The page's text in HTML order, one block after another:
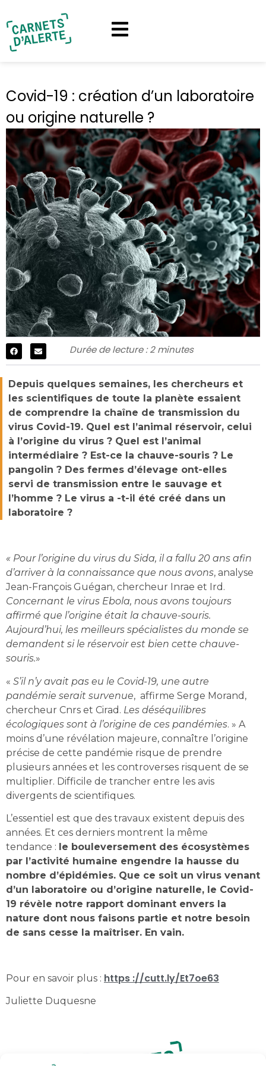
Covid-19 : création d’un laboratoire
ou origine naturelle ?
Durée de lecture : 2 minutes
Depuis quelques semaines, les chercheurs et
les scientifiques de toute la planète essaient
de comprendre la chaîne de transmission du
virus Covid-19. Quel est l’animal réservoir, celui
à l’origine du virus ? Quel est l’animal
intermédiaire ? Est-ce la chauve-souris ? Le
pangolin ? Des fermes d’élevage ont-elles
servi de transmission entre le sauvage et
l’homme ? Le virus a -t-il été créé dans un
laboratoire ?
« Pour l’origine du virus du Sida, il a fallu 20 ans afin
d’arriver à la connaissance que nous avons, analyse
Jean-François Guégan, chercheur Inrae et Ird.
Concernant le virus Ebola, nous avons toujours
affirmé que l’origine était la chauve-souris.
Aujourd’hui, les meilleurs spécialistes du monde se
demandent si le réservoir est bien cette chauve-
souris.»
« S’il n’y avait pas eu le Covid-19, une autre
pandémie serait survenue, affirme Serge Morand,
chercheur Cnrs et Cirad. Les déséquilibres
écologiques sont à l’origine de ces pandémies. » A
moins d’une révélation majeure, connaître l’origine
précise de cette pandémie risque de prendre
plusieurs années et les controverses risquent de se
multiplier. Difficile de trancher entre les avis
divergents de scientifiques.
L’essentiel est que des travaux existent depuis des
années. Et ces derniers montrent la même
tendance : le bouleversement des écosystèmes
par l’activité humaine engendre la hausse du
nombre d’épidémies. Que ce soit un virus venant
d’un laboratoire ou d’origine naturelle, le Covid-
19 révèle notre rapport dominant envers la
nature dont nous faisons partie et notre besoin
de sans cesse la maîtriser. En vain.
Pour en savoir plus : https ://cutt.ly/Et7oe63
Juliette Duquesne